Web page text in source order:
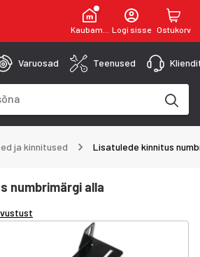
KaubamajaLogi sisse Ostukorv
Varuosad Teenused
ja kinnitused Lisatulede kinnitus
numbrimärgi alla